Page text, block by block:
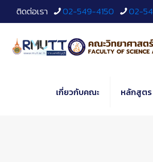
to
Content
ติดต่อเรา 02-549-4150 02-
เกี่ยวกับคณะ หลักสูตร